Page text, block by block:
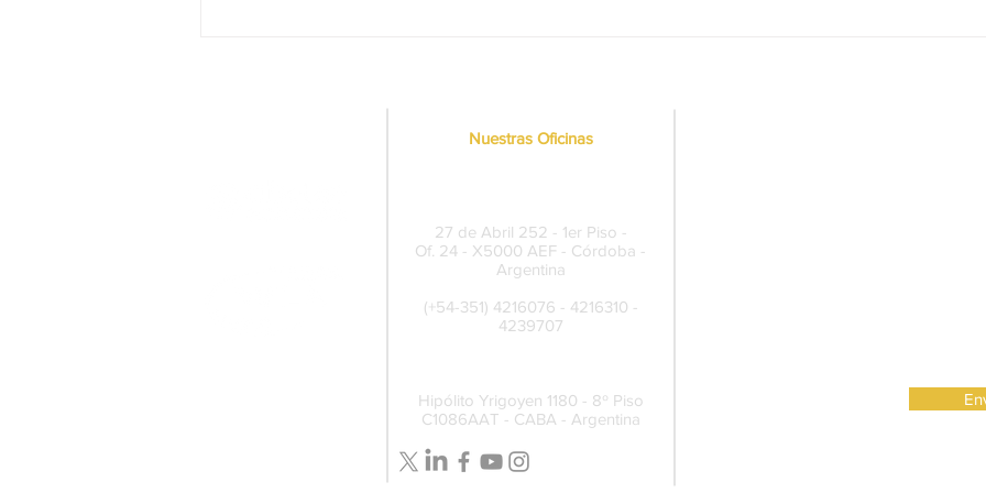
Nuestras Oficinas
27 de Abril 252 - 1er Piso -
Of. 24 - X5000 AEF - Córdoba -
Argentina
(+54-351) 4216076 - 4216310 -
4239707
Hipólito Yrigoyen 1180 - 8º Piso
C1086AAT - CABA - Argentina